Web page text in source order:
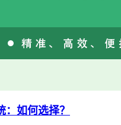
如何选择？